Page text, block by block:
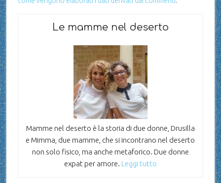
Le mamme nel deserto
Mamme nel deserto è la storia di due donne, Drusilla
e Mimma, due mamme, che si incontrano nel deserto
non solo fisico, ma anche metaforico. Due donne
expat per amore. Leggi tutto